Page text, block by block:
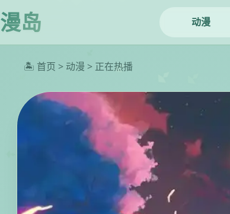
漫岛 动漫
🏝️ 首页 > 动漫 > 正在热播